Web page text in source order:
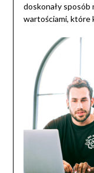
doskonały sposób
wartościami, które